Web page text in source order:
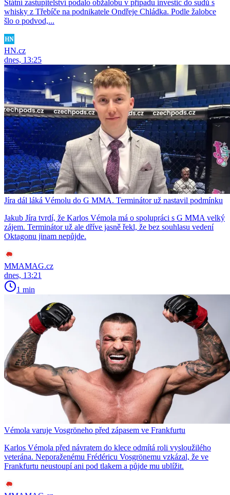
Státní zastupitelství podalo obžalobu v případu investic do sudů s
whisky z Třebíče na podnikatele Ondřeje Chládka. Podle žalobce
šlo o podvod,...
HN.cz
dnes, 13:25
Jíra dál láká Vémolu do G MMA. Terminátor už nastavil podmínku
Jakub Jíra tvrdí, že Karlos Vémola má o spolupráci s G MMA velký
zájem. Terminátor už ale dříve jasně řekl, že bez souhlasu vedení
Oktagonu jinam nepůjde.
MMAMAG.cz
dnes, 13:21
1 min
Vémola varuje Vosgröneho před zápasem ve Frankfurtu
Karlos Vémola před návratem do klece odmítá roli vysloužilého
veterána. Neporaženému Frédéricu Vosgrönemu vzkázal, že ve
Frankfurtu neustoupí ani pod tlakem a půjde mu ublížit.